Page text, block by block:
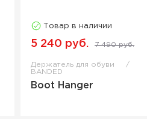
Товар в наличии
5 240 руб. 7 490 руб.
Держатель для обуви
BANDED
Boot Hanger